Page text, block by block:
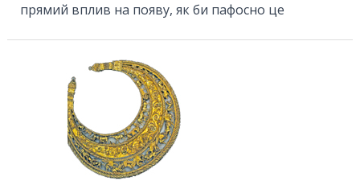
прямий вплив на появу, як би пафосно це